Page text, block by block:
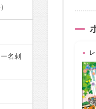
名刺